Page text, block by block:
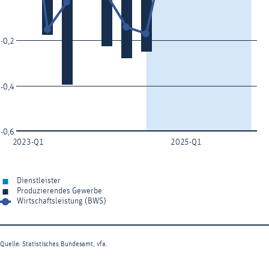
2023-Q1 2025-Q1
-0,6
-0,4
-0,2
Quelle: Statistisches Bundesamt, vfa.
Dienstleister
Produzierendes Gewerbe
Wirtschaftsleistung (BWS)